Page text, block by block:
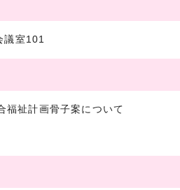
室101
祉計画骨子案について